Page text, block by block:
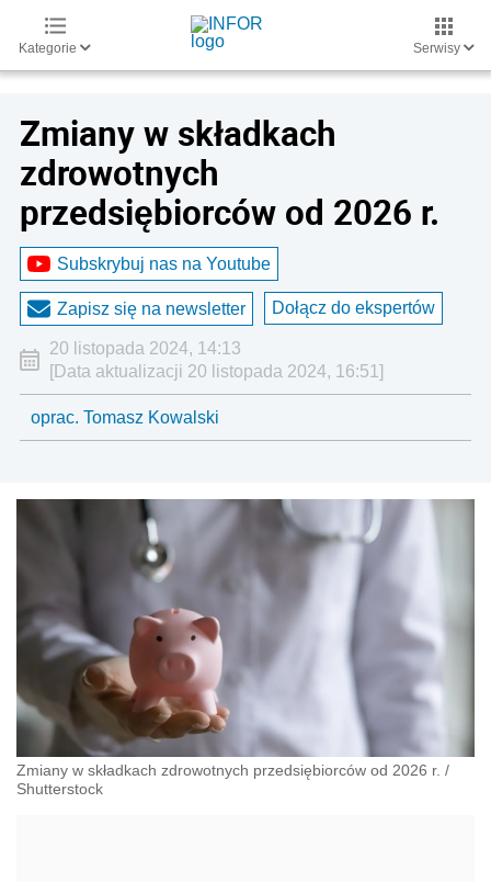
Kategorie Serwisy
Zmiany w składkach
zdrowotnych
przedsiębiorców od 2026 r.
Subskrybuj nas na Youtube
Zapisz się na newsletter Dołącz do ekspertów
20 listopada 2024, 14:13
[Data aktualizacji 20 listopada 2024, 16:51]
oprac. Tomasz Kowalski
Zmiany w składkach zdrowotnych przedsiębiorców od 2026 r. /
Shutterstock